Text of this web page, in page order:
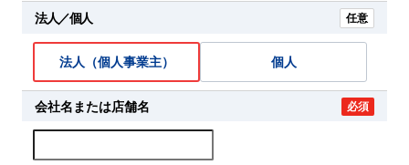
法人／個人 任意
法人（個人事業主） 個人
会社名または店舗名 必須